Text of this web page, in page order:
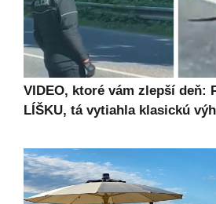
VIDEO, ktoré vám zlepší deň:
LÍŠKU, tá vytiahla klasickú